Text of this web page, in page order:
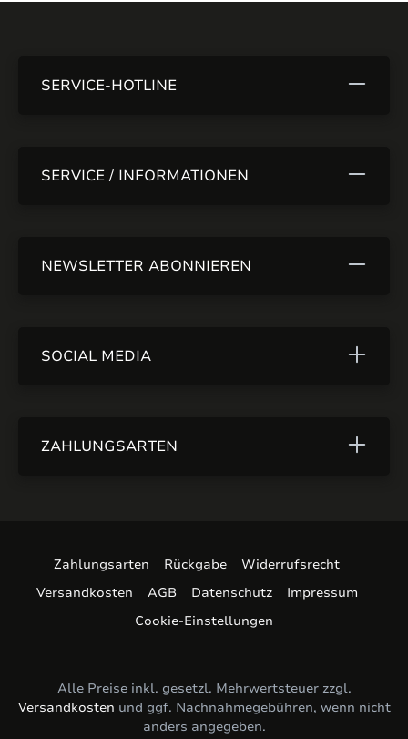
SERVICE-HOTLINE
SERVICE / INFORMATIONEN
NEWSLETTER ABONNIEREN
SOCIAL MEDIA
ZAHLUNGSARTEN
Zahlungsarten Rückgabe
Widerrufsrecht
Versandkosten
AGB Datenschutz
Impressum
Cookie-Einstellungen
Alle Preise inkl. gesetzl. Mehrwertsteuer zzgl.
Versandkosten und ggf. Nachnahmegebühren, wenn nicht
anders angegeben.